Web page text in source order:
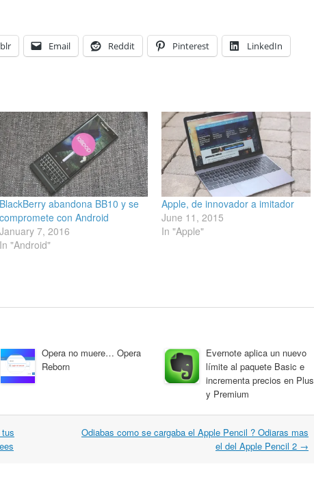
Email Reddit Pinterest LinkedIn
BlackBerry abandona BB10 y se
compromete con Android
January 7, 2016
In "Android"
Apple, de innovador a imitador
June 11, 2015
In "Apple"
Opera no muere… Opera
Reborn
Evernote aplica un nuevo
límite al paquete Basic e
incrementa precios en Plus
y Premium
Odiabas como se cargaba el Apple Pencil ? Odiaras mas
el del Apple Pencil 2 →